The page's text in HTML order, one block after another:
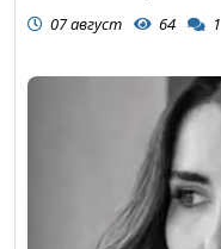
07 август 64 1